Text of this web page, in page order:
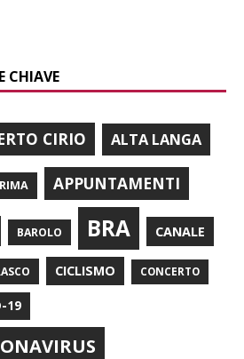
CHIAVE
CIRIO ALTA LANGA
APPUNTAMENTI
BAROLO BRA CANALE
CICLISMO CONCERTO
19